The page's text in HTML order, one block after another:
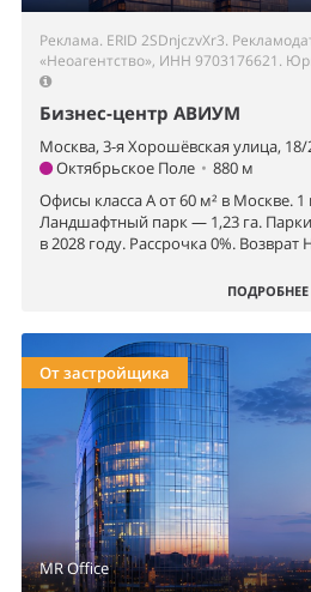
Реклама. ERID 2SDnjczvXr3.
«Неоагентство», ИНН 9703176621.
Бизнес-центр АВИУМ
Москва, 3-я Хорошёвская улица, 18/
Октябрьское Поле • 880 м
Офисы класса А от 60 м² в Москве.
Ландшафтный парк — 1,23 га.
в 2028 году. Рассрочка 0%. Возврат
ПОДРОБНЕЕ
MR Office
От застройщика